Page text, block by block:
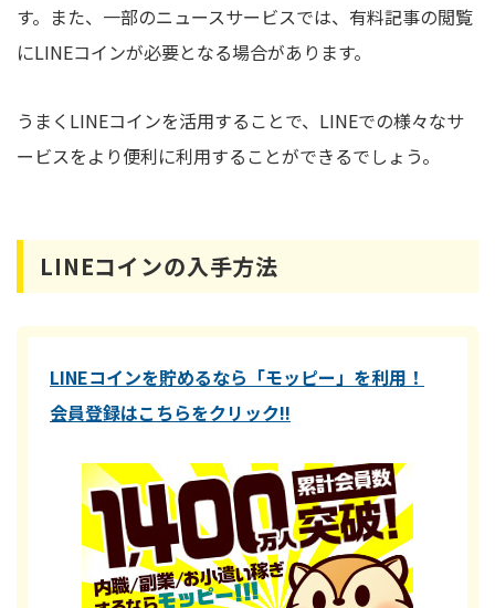
す。また、一部のニュースサービスでは、有料記事の閲覧
にLINEコインが必要となる場合があります。
うまくLINEコインを活用することで、LINEでの様々なサ
ービスをより便利に利用することができるでしょう。
LINEコインの入手方法
LINEコインを貯めるなら「モッピー」を利用！
会員登録はこちらをクリック!!